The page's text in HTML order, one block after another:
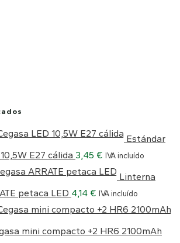
Estándar
E27 cálida 3,45 € IVA incluído
Linterna
petaca LED 4,14 € IVA incluído
mini compacto +2 HR6 2100mAh